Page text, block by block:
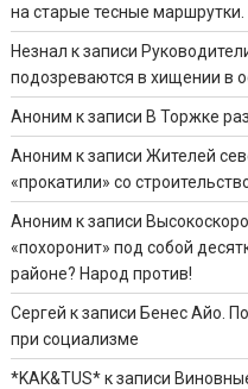
на старые тесные маршрутки.
Незнал к записи
подозреваются в хищении в
Аноним к записи В Торжке
Аноним к записиЖителей
«прокатили» со
Аноним к записи
«похоронит» под собой
районе? Народ против!
Сергей к записи Бенес Айо.
при социализме
*KAK&TUS*к записи